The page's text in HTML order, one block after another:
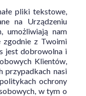
pliki tekstowe,
na Urządzeniu
umożliwiają nam
zgodnie z Twoimi
jest dobrowolna i
Klientów,
przypadkach nasi
ochrony
w tym o